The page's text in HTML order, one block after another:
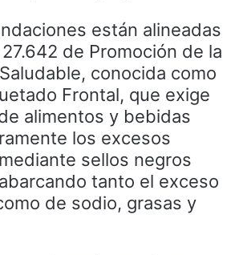
están alineadas
de Promoción de la
conocida como
Frontal, que exige
alimentos y bebidas
los excesos
sellos negros
tanto el exceso
de sodio, grasas y